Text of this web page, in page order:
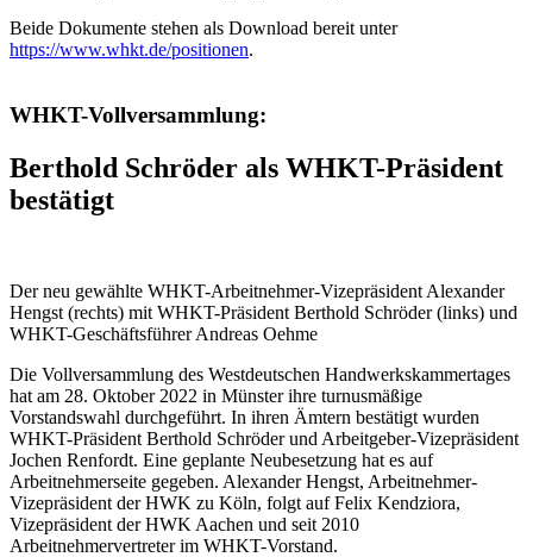
Beide Dokumente stehen als Download bereit unter
https://www.whkt.de/positionen.
WHKT-Vollversammlung:
Berthold Schröder als WHKT-Präsident
bestätigt
Der neu gewählte WHKT-Arbeitnehmer-Vizepräsident Alexander
Hengst (rechts) mit WHKT-Präsident Berthold Schröder (links) und
WHKT-Geschäftsführer Andreas Oehme
Die Vollversammlung des Westdeutschen Handwerkskammertages
hat am 28. Oktober 2022 in Münster ihre turnusmäßige
Vorstandswahl durchgeführt. In ihren Ämtern bestätigt wurden
WHKT-Präsident Berthold Schröder und Arbeitgeber-Vizepräsident
Jochen Renfordt. Eine geplante Neubesetzung hat es auf
Arbeitnehmerseite gegeben. Alexander Hengst, Arbeitnehmer-
Vizepräsident der HWK zu Köln, folgt auf Felix Kendziora,
Vizepräsident der HWK Aachen und seit 2010
Arbeitnehmervertreter im WHKT-Vorstand.